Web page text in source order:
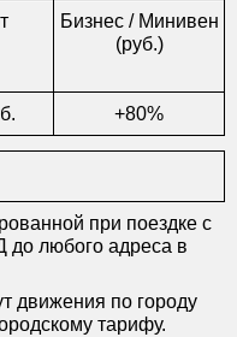
Бизнес / Минивен
(руб.)
+80%
при поездке с
до любого адреса в
движения по городу
тарифу.